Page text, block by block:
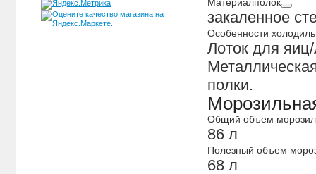
закаленное
Особенности
Лоток для
полки.
Общий объем
86 л
Полезный объем
68 л